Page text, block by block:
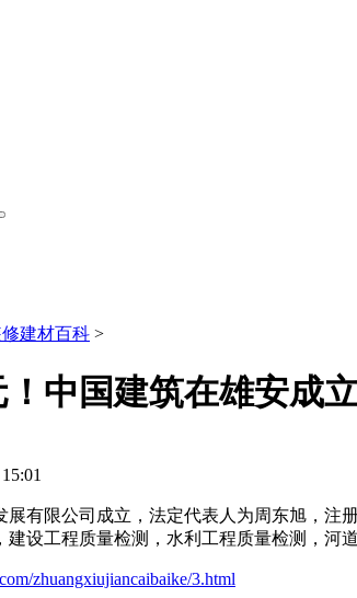
建材百科 >
中国建筑在雄安成
限公司成立，法定代表人为周东旭，注册
设工程质量检测，水利工程质量检测，河
zhuangxiujiancaibaike/3.html